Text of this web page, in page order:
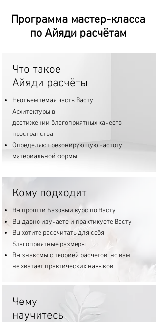
Программа мастер-класса
по Айяди расчётам
Что такое
Айяди расчёты
Неотъемлемая часть Васту
Архитектуры в
достижении благоприятных качеств
пространства
Определяют резонирующую частоту
материальной формы
Кому подходит
Вы прошли Базовый курс по Васту
Вы давно изучаете и практикуете Васту
Вы хотите рассчитать для себя
благоприятные размеры
Вы знакомы с теорией расчетов, но вам
не хватает практических навыков
Чему
научитесь